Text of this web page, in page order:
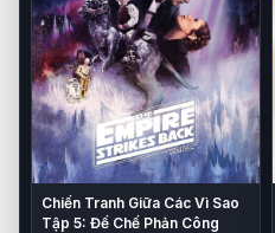
Chiến Tranh Giữa Các Vì Sao
Tập 5: Đế Chế Phản Công